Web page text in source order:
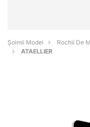
Șoimii Modei
Rochii De
ATAELLIER